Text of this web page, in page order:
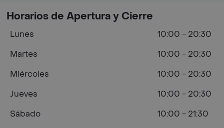
Horarios de Apertura y Cierre
Lunes
10:00 - 20:30
Martes
10:00 - 20:30
Miércoles
10:00 - 20:30
Jueves
10:00 - 20:30
Sábado
10:00 - 21:30